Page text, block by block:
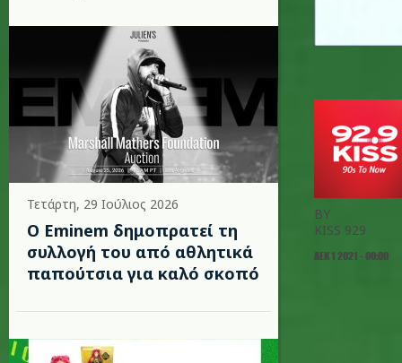
Τετάρτη, 29 Ιούλιος 2026
Ο Eminem δημοπρατεί τη
συλλογή του από αθλητικά
παπούτσια για καλό σκοπό
BY
KISS 929
ΔΕΚ 1 2021 - 00:00